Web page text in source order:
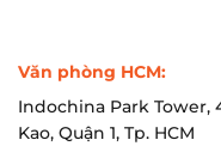
Văn phòng HCM:
Indochina Park
Kao, Quận 1, Tp. HCM